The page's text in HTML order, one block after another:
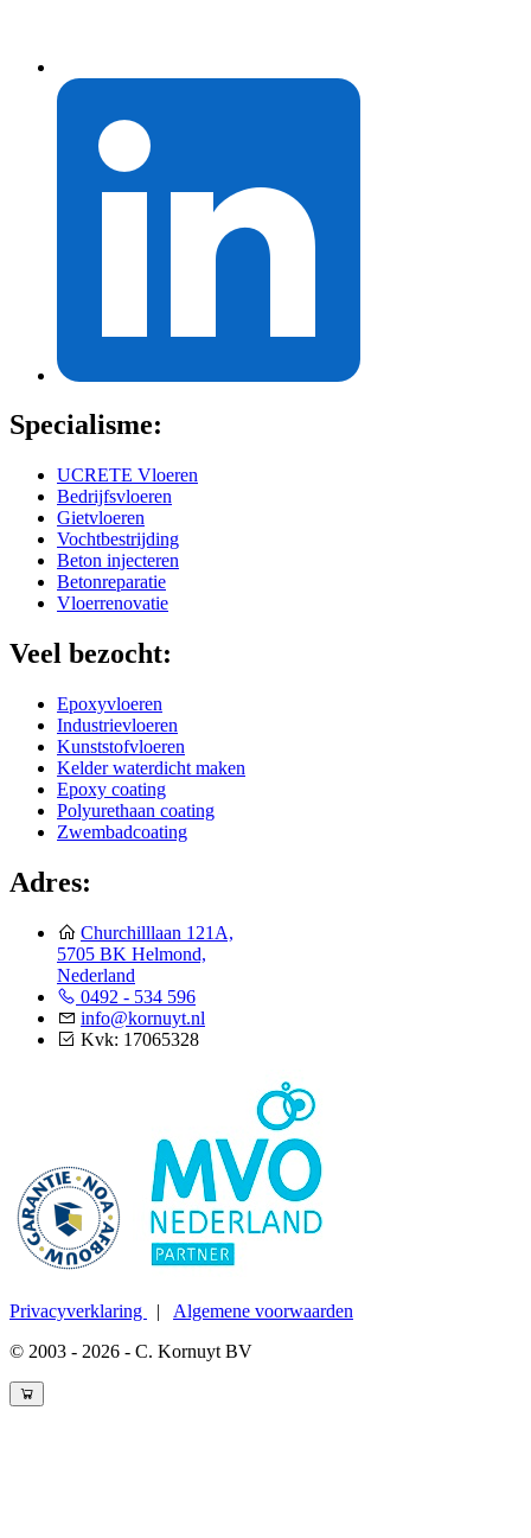
Specialisme:
UCRETE Vloeren
Bedrijfsvloeren
Gietvloeren
Vochtbestrijding
Beton injecteren
Betonreparatie
Vloerrenovatie
Veel bezocht:
Epoxyvloeren
Industrievloeren
Kunststofvloeren
Kelder waterdicht maken
Epoxy coating
Polyurethaan coating
Zwembadcoating
Adres:
Churchilllaan 121A,
5705 BK Helmond,
Nederland
0492 - 534 596
info@kornuyt.nl
Kvk: 17065328
Privacyverklaring | Algemene voorwaarden
© 2003 - 2026 - C. Kornuyt BV